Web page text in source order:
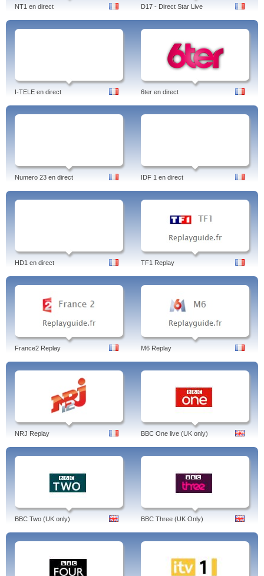
NT1 en direct D17 - Direct Star Live
I-TELE en direct 6ter en direct
Numero 23 en direct IDF 1 en direct
HD1 en direct TF1 Replay
France2 Replay M6 Replay
NRJ Replay BBC One live (UK only)
BBC Two (UK only) BBC Three (UK Only)